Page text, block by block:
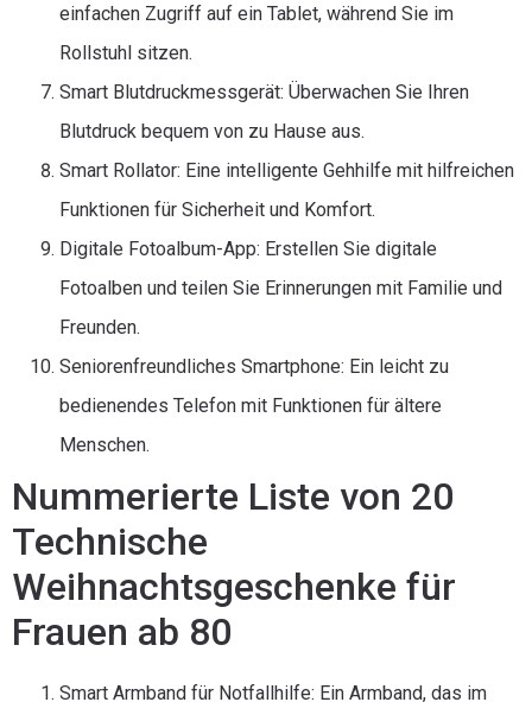
einfachen Zugriff auf ein Tablet, während Sie im
Rollstuhl sitzen.
Smart Blutdruckmessgerät: Überwachen Sie Ihren
Blutdruck bequem von zu Hause aus.
Smart Rollator: Eine intelligente Gehhilfe mit hilfreichen
Funktionen für Sicherheit und Komfort.
Digitale Fotoalbum-App: Erstellen Sie digitale
Fotoalben und teilen Sie Erinnerungen mit Familie und
Freunden.
Seniorenfreundliches Smartphone: Ein leicht zu
bedienendes Telefon mit Funktionen für ältere
Menschen.
Nummerierte Liste von 20
Technische
Weihnachtsgeschenke für
Frauen ab 80
Smart Armband für Notfallhilfe: Ein Armband, das im